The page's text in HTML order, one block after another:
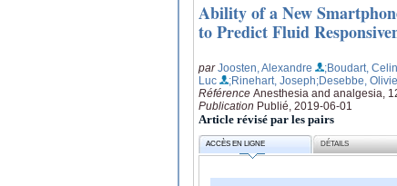
Ability of a New
to Predict Fluid
parJoosten, Alexandre ;Boudart,
Luc
;Rinehart, Joseph;Desebbe,
Référence Anesthesia and analgesia,
Publication Publié, 2019-06-01
Article révisé par les pairs
ACCÈS EN LIGNE DÉTAILS